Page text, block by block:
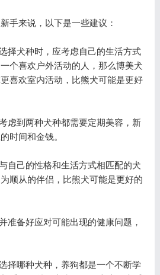
来说，以下是一些建议：
犬种时，应考虑自己的生活方式
个喜欢户外活动的人，那么博美犬
喜欢室内活动，比熊犬可能是更好
到两种犬种都需要定期美容，新
时间和金钱。
己的性格和生活方式相匹配的犬
顺从的伴侣，比熊犬可能是更好的
备好应对可能出现的健康问题，
哪种犬种，养狗都是一个不断学